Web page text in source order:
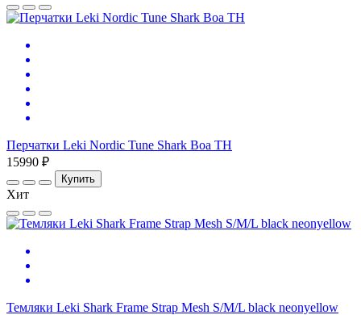
Перчатки Leki Nordic Tune Shark Boa TH
15990 ₽
Купить
Хит
Темляки Leki Shark Frame Strap Mesh S/M/L black neonyellow